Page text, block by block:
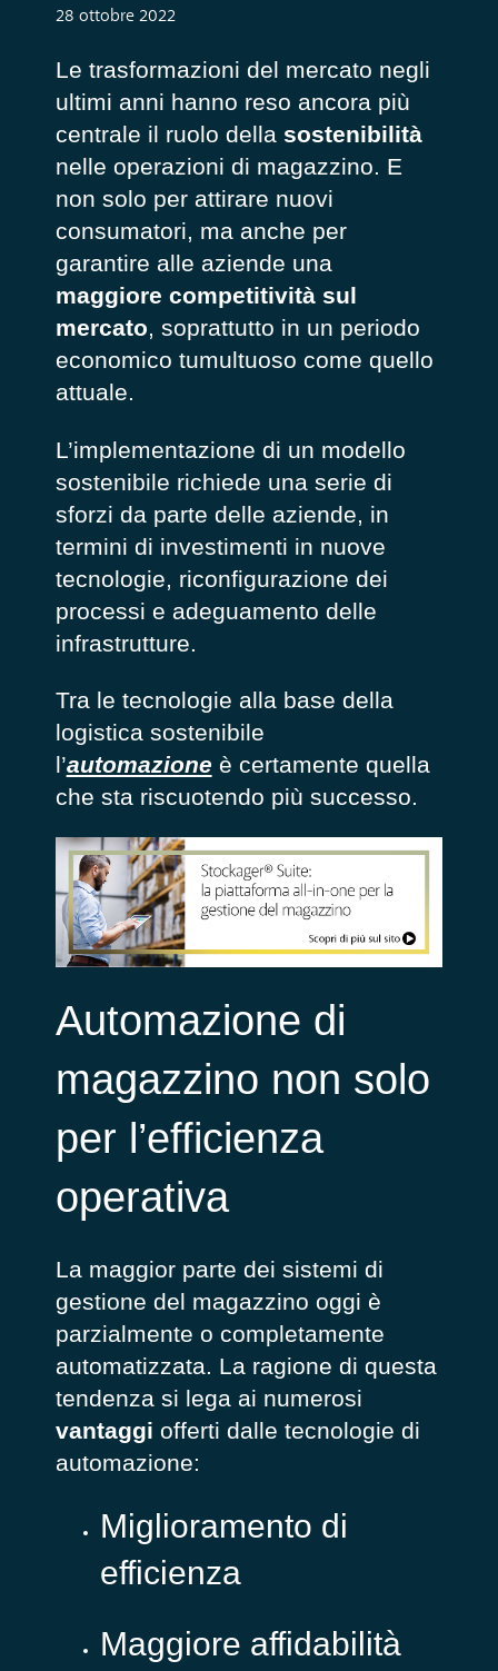
28 ottobre 2022
Le trasformazioni del mercato negli
ultimi anni hanno reso ancora più
centrale il ruolo della sostenibilità
nelle operazioni di magazzino. E
non solo per attirare nuovi
consumatori, ma anche per
garantire alle aziende una
maggiore competitività sul
mercato, soprattutto in un periodo
economico tumultuoso come quello
attuale.
L’implementazione di un modello
sostenibile richiede una serie di
sforzi da parte delle aziende, in
termini di investimenti in nuove
tecnologie, riconfigurazione dei
processi e adeguamento delle
infrastrutture.
Tra le tecnologie alla base della
logistica sostenibile
l’automazione è certamente quella
che sta riscuotendo più successo.
Automazione di
magazzino non solo
per l’efficienza
operativa
La maggior parte dei sistemi di
gestione del magazzino oggi è
parzialmente o completamente
automatizzata. La ragione di questa
tendenza si lega ai numerosi
vantaggi offerti dalle tecnologie di
automazione:
Miglioramento di
efficienza
Maggiore affidabilità